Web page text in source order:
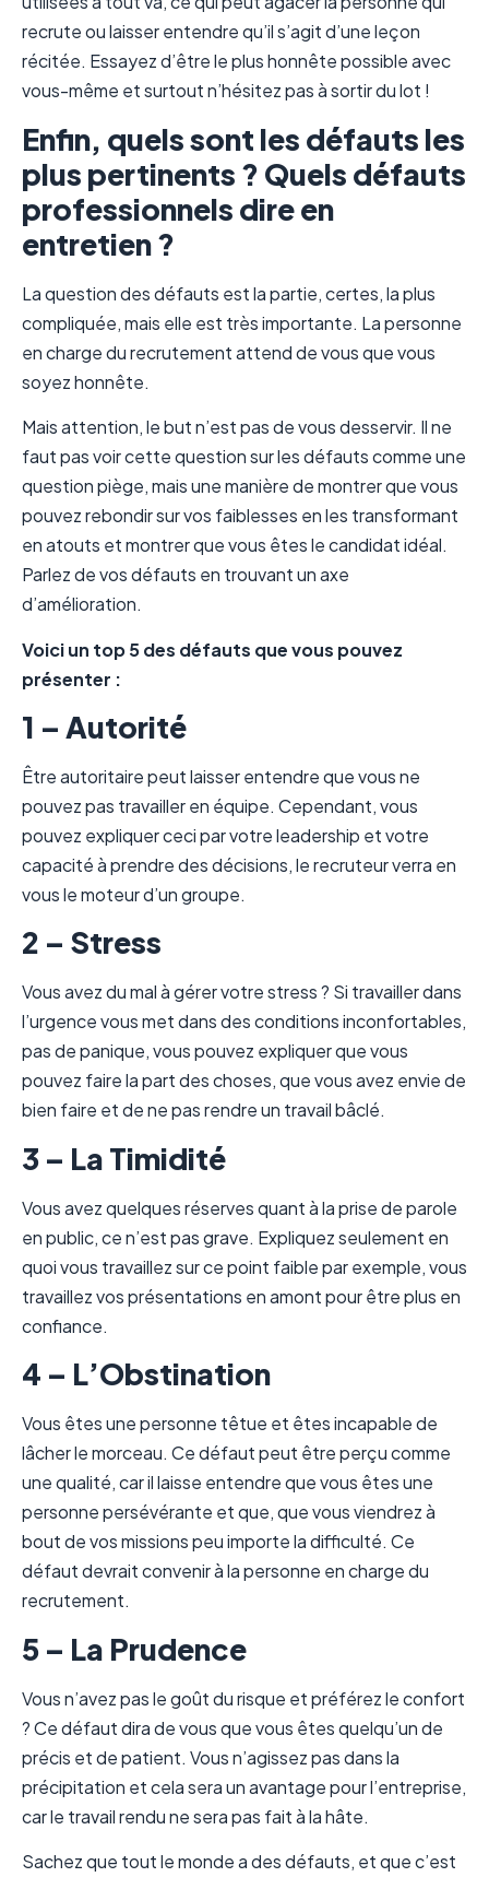
recrute ou laisser entendre qu’il s’agit d’une leçon
récitée. Essayez d’être le plus honnête possible avec
vous-même et surtout n’hésitez pas à sortir du lot !
Enfin, quels sont les défauts les
plus pertinents ? Quels défauts
professionnels dire en
entretien ?
La question des défauts est la partie, certes, la plus
compliquée, mais elle est très importante. La personne
en charge du recrutement attend de vous que vous
soyez honnête.
Mais attention, le but n’est pas de vous desservir. Il ne
faut pas voir cette question sur les défauts comme une
question piège, mais une manière de montrer que vous
pouvez rebondir sur vos faiblesses en les transformant
en atouts et montrer que vous êtes le candidat idéal.
Parlez de vos défauts en trouvant un axe
d’amélioration.
Voici un top 5 des défauts que vous pouvez
présenter :
1 – Autorité
Être autoritaire peut laisser entendre que vous ne
pouvez pas travailler en équipe. Cependant, vous
pouvez expliquer ceci par votre leadership et votre
capacité à prendre des décisions, le recruteur verra en
vous le moteur d’un groupe.
2 – Stress
Vous avez du mal à gérer votre stress ? Si travailler dans
l’urgence vous met dans des conditions inconfortables,
pas de panique, vous pouvez expliquer que vous
pouvez faire la part des choses, que vous avez envie de
bien faire et de ne pas rendre un travail bâclé.
3 – La Timidité
Vous avez quelques réserves quant à la prise de parole
en public, ce n’est pas grave. Expliquez seulement en
quoi vous travaillez sur ce point faible par exemple, vous
travaillez vos présentations en amont pour être plus en
confiance.
4 – L’Obstination
Vous êtes une personne têtue et êtes incapable de
lâcher le morceau. Ce défaut peut être perçu comme
une qualité, car il laisse entendre que vous êtes une
personne persévérante et que, que vous viendrez à
bout de vos missions peu importe la difficulté. Ce
défaut devrait convenir à la personne en charge du
recrutement.
5 – La Prudence
Vous n’avez pas le goût du risque et préférez le confort
? Ce défaut dira de vous que vous êtes quelqu’un de
précis et de patient. Vous n’agissez pas dans la
précipitation et cela sera un avantage pour l’entreprise,
car le travail rendu ne sera pas fait à la hâte.
Sachez que tout le monde a des défauts, et que c’est